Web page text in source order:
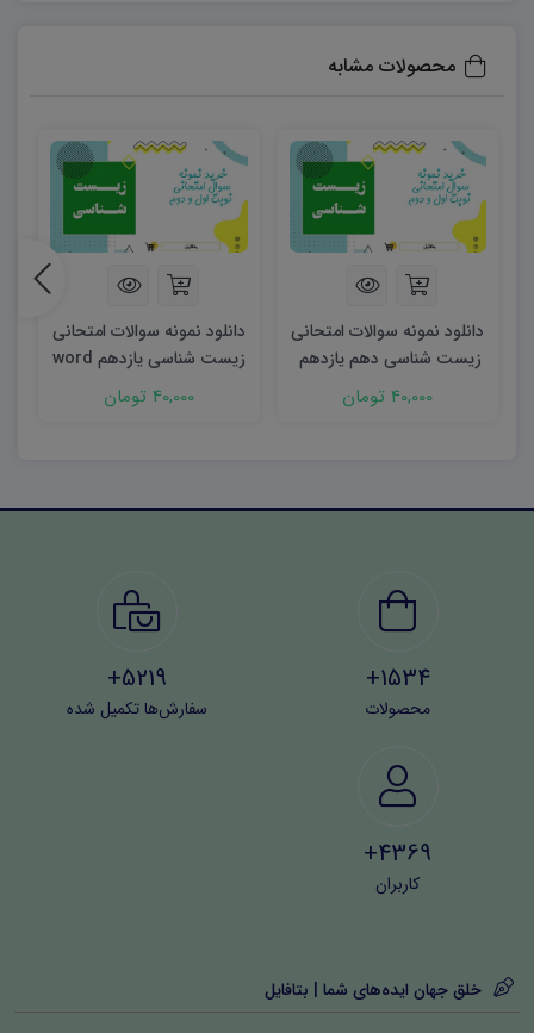
محصولات مشابه
دانلود نمونه سوالات امتحانی
زیست شناسی دهم یازدهم
40,000 تومان
دانلود نمونه سوالات امتحانی
زیست شناسی یازدهم word
(نوبت دوم)
40,000 تومان
1534+
محصولات
5219+
سفارش‌ها تکمیل شده
4369+
کاربران
خلق جهان ایده‌های شما | بتافایل